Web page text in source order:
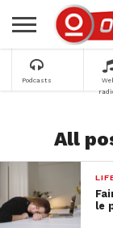
Podcasts
All
le